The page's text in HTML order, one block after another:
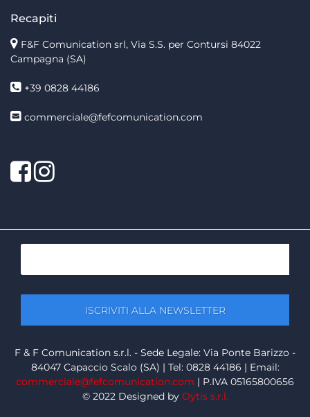
Recapiti
F&F Comunication srl, Via S.S. per Contursi 84022
Campagna (SA)
+39 0828 44186
commerciale@fefcomunication.com
Facebook
Twitter
F & F Comunication s.r.l. - Sede Legale: Via Ponte Barizzo -
84047 Capaccio Scalo (SA) | Tel: 0828 44186 | Email:
commerciale@fefcomunication.com | P.IVA 05165800656
© 2022 Designed by Oytis s.r.l.